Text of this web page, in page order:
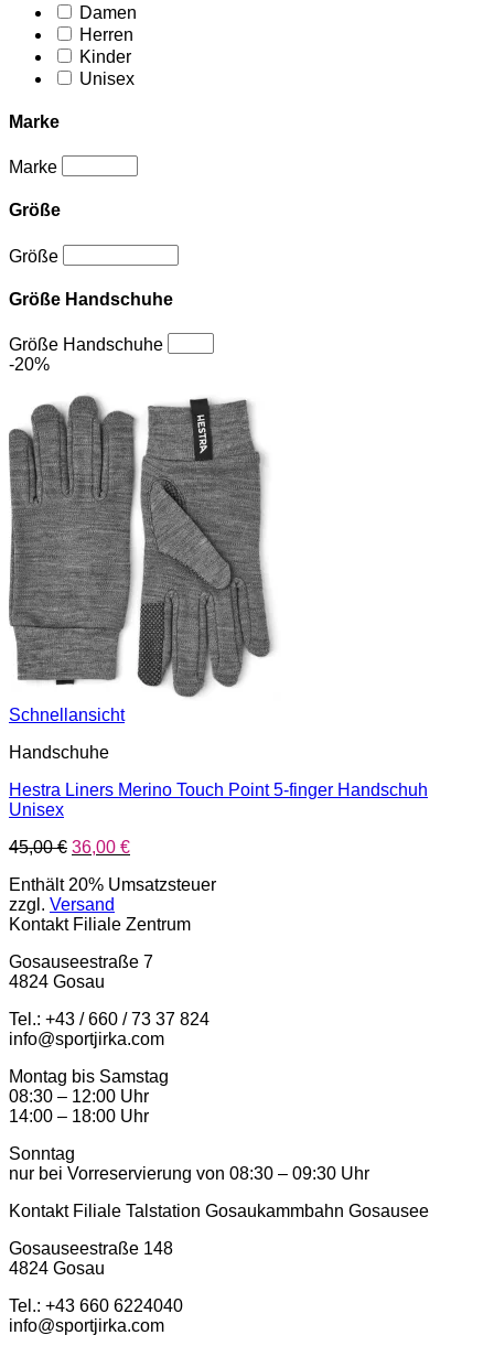
Damen
Herren
Kinder
Unisex
Marke
Marke
Größe
Größe
Größe Handschuhe
Größe Handschuhe
-20%
Schnellansicht
Handschuhe
Hestra Liners Merino Touch Point 5-finger Handschuh
Unisex
45,00€ Ursprünglicher
war:
45,00 €
36,00 €Aktueller
ist:
Enthält 20% Umsatzsteuer
zzgl. Versand
Kontakt Filiale Zentrum
Gosauseestraße 7
4824 Gosau
Tel.: +43 / 660 / 73 37 824
info@sportjirka.com
Montag bis Samstag
08:30 – 12:00 Uhr
14:00 – 18:00 Uhr
Sonntag
nur bei Vorreservierung von 08:30 – 09:30 Uhr
Kontakt Filiale Talstation Gosaukammbahn Gosausee
Gosauseestraße 148
4824 Gosau
Tel.: ‭+43 660 6224040‬
info@sportjirka.com